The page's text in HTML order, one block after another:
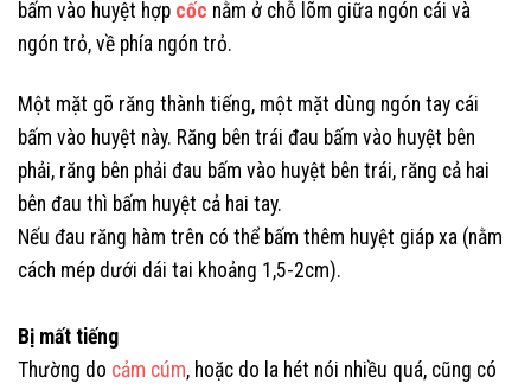
bấm vào huyệt hợp cốc nằm ở chỗ lõm giữa ngón cái và
ngón trỏ, về phía ngón trỏ.
Một mặt gõ răng thành tiếng, một mặt dùng ngón tay cái
bấm vào huyệt này. Răng bên trái đau bấm vào huyệt bên
phải, răng bên phải đau bấm vào huyệt bên trái, răng cả hai
bên đau thì bấm huyệt cả hai tay.
Nếu đau răng hàm trên có thể bấm thêm huyệt giáp xa (nằm
cách mép dưới dái tai khoảng 1,5-2cm).
Bị mất tiếng
Thường do cảm cúm, hoặc do la hét nói nhiều quá, cũng có